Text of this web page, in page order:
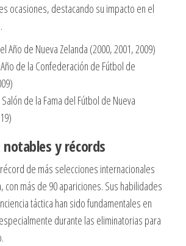
ocasiones, destacando su impacto en el
Año de Nueva Zelanda (2000, 2001, 2009)
de la Confederación de Fútbol de
de la Fama del Fútbol de Nueva
y récords
de más selecciones internacionales
con más de 90 apariciones. Sus habilidades
táctica han sido fundamentales en
durante las eliminatorias para